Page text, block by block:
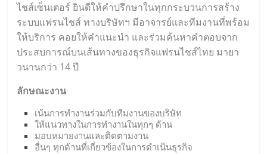
ไชส์เซ็นเตอร์ ยินดีให้คำปรึกษาในทุกกระบวนการสร้าง
ระบบแฟรนไชส์ ทางบริษัทฯ มีอาจารย์และทีมงานที่พร้อม
ให้บริการ คอยให้คำแนะนำ และร่วมค้นหาคำตอบจาก
ประสบการณ์บนเส้นทางของธุรกิจแฟรนไชส์ไทย มายา
วนานกว่า 14 ปี
ลักษณะงาน
เน้นการทำงานร่วมกับทีมงานของบริษัท
ให้แนวทางในการทำงานในทุกๆ ด้าน
มอบหมายงานและติดตามงาน
อื่นๆ ทุกด้านที่เกี่ยวข้องในการดำเนินธุรกิจ